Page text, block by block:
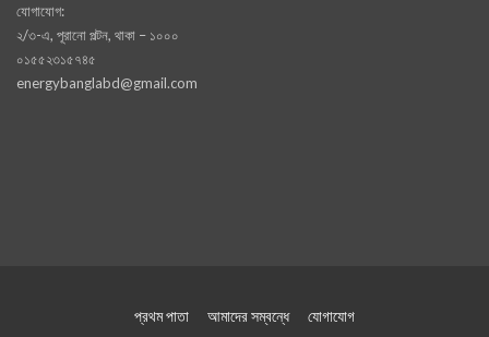
যোগাযোগ:
২/৩-এ, পূরানো পল্টন, থাকা – ১০০০
০১৫৫২৩১৫৭৪৫
energybanglabd@gmail.com
প্রথম পাতা আমাদের সম্বন্ধে যোগাযোগ